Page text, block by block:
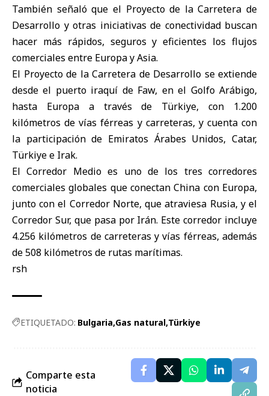
También señaló que el Proyecto de la Carretera de
Desarrollo y otras iniciativas de conectividad buscan
hacer más rápidos, seguros y eficientes los flujos
comerciales entre Europa y Asia.
El Proyecto de la Carretera de Desarrollo se extiende
desde el puerto iraquí de Faw, en el Golfo Arábigo,
hasta Europa a través de Türkiye, con 1.200
kilómetros de vías férreas y carreteras, y cuenta con
la participación de Emiratos Árabes Unidos, Catar,
Türkiye e Irak.
El Corredor Medio es uno de los tres corredores
comerciales globales que conectan China con Europa,
junto con el Corredor Norte, que atraviesa Rusia, y el
Corredor Sur, que pasa por Irán. Este corredor incluye
4.256 kilómetros de carreteras y vías férreas, además
de 508 kilómetros de rutas marítimas.
rsh
ETIQUETADO: Bulgaria Gas natural Türkiye
Comparte esta
noticia